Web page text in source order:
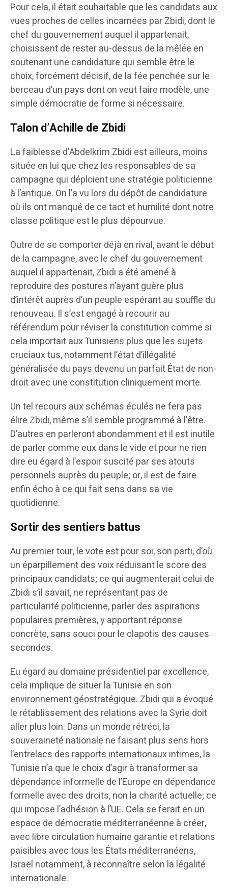
Pour cela, il était souhaitable que les candidats aux
vues proches de celles incarnées par Zbidi, dont le
chef du gouvernement auquel il appartenait,
choisissent de rester au-dessus de la mêlée en
soutenant une candidature qui semble être le
choix, forcément décisif, de la fée penchée sur le
berceau d’un pays dont on veut faire modèle, une
simple démocratie de forme si nécessaire.
Talon d’Achille de Zbidi
La faiblesse d’Abdelkrim Zbidi est ailleurs, moins
située en lui que chez les responsables de sa
campagne qui déploient une stratégie politicienne
à l’antique. On l’a vu lors du dépôt de candidature
où ils ont manqué de ce tact et humilité dont notre
classe politique est le plus dépourvue.
Outre de se comporter déjà en rival, avant le début
de la campagne, avec le chef du gouvernement
auquel il appartenait, Zbidi a été amené à
reproduire des postures n’ayant guère plus
d’intérêt auprès d’un peuple espérant au souffle du
renouveau. Il s’est engagé à recourir au
référendum pour réviser la constitution comme si
cela importait aux Tunisiens plus que les sujets
cruciaux tus, notamment l’état d’illégalité
généralisée du pays devenu un parfait État de non-
droit avec une constitution cliniquement morte.
Un tel recours aux schémas éculés ne fera pas
élire Zbidi, même s’il semble programmé à l’être.
D’autres en parleront abondamment et il est inutile
de parler comme eux dans le vide et pour ne rien
dire eu égard à l’espoir suscité par ses atouts
personnels auprès du peuple; or, il est de faire
enfin écho à ce qui fait sens dans sa vie
quotidienne.
Sortir des sentiers battus
Au premier tour, le vote est pour soi, son parti, d’où
un éparpillement des voix réduisant le score des
principaux candidats; ce qui augmenterait celui de
Zbidi s’il savait, ne représentant pas de
particularité politicienne, parler des aspirations
populaires premières, y apportant réponse
concrète, sans souci pour le clapotis des causes
secondes.
Eu égard au domaine présidentiel par excellence,
cela implique de situer la Tunisie en son
environnement géostratégique. Zbidi qui a évoqué
le rétablissement des relations avec la Syrie doit
aller plus loin. Dans un monde rétréci, la
souveraineté nationale ne faisant plus sens hors
l’entrelacs des rapports internationaux intimes, la
Tunisie n’a que le choix d’agir à transformer sa
dépendance informelle de l’Europe en dépendance
formelle avec des droits, non la charité actuelle; ce
qui impose l’adhésion à l’UE. Cela se ferait en un
espace de démocratie méditerranéenne à créer,
avec libre circulation humaine garantie et relations
paisibles avec tous les États méditerranéens,
Israël notamment, à reconnaître selon la légalité
internationale.